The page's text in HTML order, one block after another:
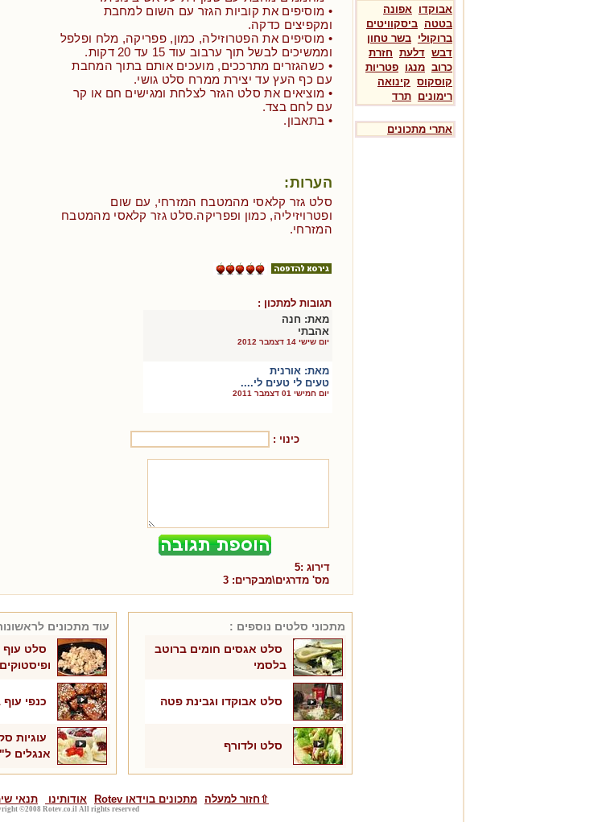
אבוקדו אפונה
בטטה ביסקוויטים
ברוקולי בשר טחון
דבש דלעת חזרת
כרוב מנגו פטריות
קוסקוס קינואה
רימונים תרד
אתרי מתכונים
• מוסיפים את קוביות הגזר עם השום למחבת
ומקפיצים כדקה.
• מוסיפים את הפטרוזילה, כמון, פפריקה, מלח ופלפל
וממשיכים לבשל תוך ערבוב עוד 15 עד 20 דקות.
• כשהגזרים מתרככים, מועכים אותם בתוך המחבת
עם כף העץ עד יצירת ממרח סלט גושי.
• מוציאים את סלט הגזר לצלחת ומגישים חם או קר
עם לחם בצד.
• בתאבון.
הערות:
סלט גזר קלאסי מהמטבח המזרחי, עם שום
ופטרויזיליה, כמון ופפריקה.סלט גזר קלאסי מהמטבח
המזרחי.
תגובות למתכון :
מאת: חנה
אהבתי
יום שישי 14 דצמבר 2012
מאת: אורנית
טעים לי טעים לי....
יום חמישי 01 דצמבר 2011
כינוי :
דירוג :5
מס' מדרגים\מבקרים: 3
מתכוני סלטים נוספים :
סלט אגסים חומים ברוטב
בלסמי
סלט אבוקדו וגבינת פטה
סלט ולדורף
עוד מתכונים ל
סלט עוף
ופיסטוקים
כנפי
עוגיות
אנגלים
⇧חזור למעלה מתכונים בוידאו Rotev אודותינו תנאי
©2008 Rotev.co.il All rights reserved